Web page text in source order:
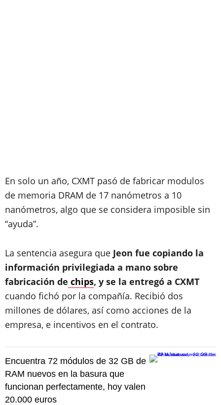
En solo un año, CXMT pasó de fabricar modulos
de memoria DRAM de 17 nanómetros a 10
nanómetros, algo que se considera imposible sin
“ayuda”.
La sentencia asegura que Jeon fue copiando la
información privilegiada a mano sobre
fabricación de chips, y se la entregó a CXMT
cuando fichó por la compañía. Recibió dos
millones de dólares, así como acciones de la
empresa, e incentivos en el contrato.
Encuentra 72 módulos de 32 GB de
RAM nuevos en la basura que
funcionan perfectamente, hoy valen
20.000 euros